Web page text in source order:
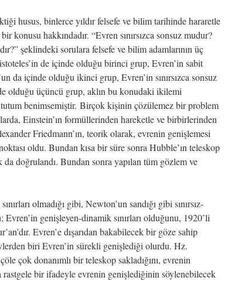
husus, binlerce yıldır felsefe ve bilim tarihinde hararetle
konusu hakkındadır. “Evren sınırsızca sonsuz mudur?
şeklindeki sorulara felsefe ve bilim adamlarının üç
de içinde olduğu birinci grup, Evren’in sabit
da içinde olduğu ikinci grup, Evren’in sınırsızca sonsuz
olduğu üçüncü grup, aklın bu konudaki ikilemi
benimsemiştir. Birçok kişinin çözülemez bir problem
Einstein’ın formüllerinden hareketle ve birbirlerinden
Friedmann’ın, teorik olarak, evrenin genişlemesi
oldu. Bundan kısa bir süre sonra Hubble’ın teleskop
doğrulandı. Bundan sonra yapılan tüm gözlem ve
olmadığı gibi, Newton’un sandığı gibi sınırsız-
Evren’in genişleyen-dinamik sınırları olduğunu, 1920’li
Evren’e dışarıdan bakabilecek bir göze sahip
biri Evren’in sürekli genişlediği olurdu. Hz.
çok donanımlı bir teleskop sakladığını, evrenin
bir ifadeyle evrenin genişlediğinin söylenebilecek